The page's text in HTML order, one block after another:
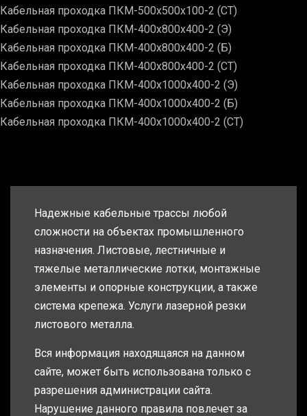
Кабельная проходка ПКМ-500х500х100-2 (СТ)
Кабельная проходка ПКМ-400х800х400-2 (Э)
Кабельная проходка ПКМ-400х800х400-2 (Б)
Кабельная проходка ПКМ-400х800х400-2 (СТ)
Кабельная проходка ПКМ-400х1000х400-2 (Э)
Кабельная проходка ПКМ-400х1000х400-2 (Б)
Кабельная проходка ПКМ-400х1000х400-2 (СТ)
Надежные кабельные трассы любой
сложности на объектах промышленного
назначения. Листовые, лестничные и
тяжелые металлические лотки, монтажные
элементы и опорные конструкции, а также
система крепежа. Услуги лазерной резки
листового металла.
Вся информация находящаяся на данном
сайте, может быть использована только с
разрешения администрации сайта.
Нарушение данного правила повлечет за